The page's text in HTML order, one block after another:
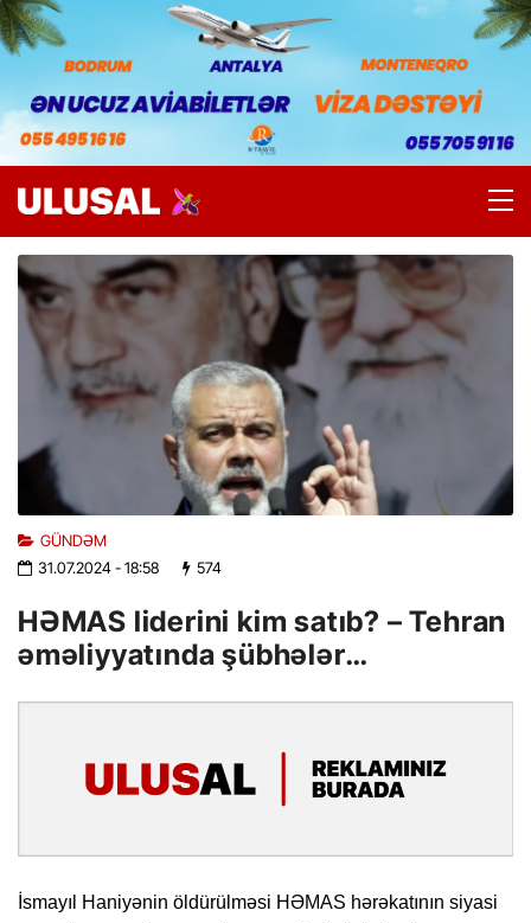
GÜNDƏM
31.07.2024- 18:58 574
HƏMAS liderini kim satıb? – Tehran
əməliyyatında şübhələr…
İsmayıl Haniyənin öldürülməsi HƏMAS hərəkatının siyasi